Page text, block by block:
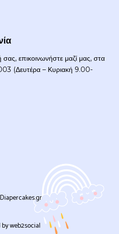
επικοινωνήστε μαζί μας, στα
(Δευτέρα – Κυριακή 9.00-
web2social